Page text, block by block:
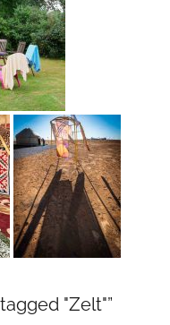
"Zelt"”